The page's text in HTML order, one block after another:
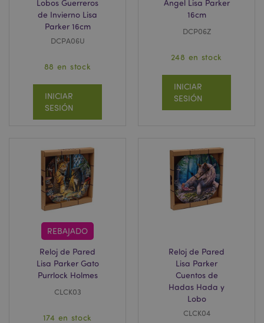
Lobos Guerreros
de Invierno Lisa
Parker 16cm
DCPA06U
88 en stock
INICIAR
SESIÓN
Ángel Lisa Parker
16cm
DCP06Z
248 en stock
INICIAR
SESIÓN
REBAJADO
Reloj de Pared
Lisa Parker Gato
Purrlock Holmes
CLCK03
174 en stock
Reloj de Pared
Lisa Parker
Cuentos de
Hadas Hada y
Lobo
CLCK04